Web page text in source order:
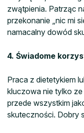
zwątpienia. Patrząc
przekonanie „nic mi
namacalny dowód
4. Świadome
Praca z dietetykiem
kluczowa nie tylko
przede wszystkim
skuteczności. Dobry